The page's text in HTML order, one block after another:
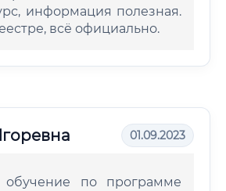
информация полезная.
всё официально.
01.09.2023
обучение по программе